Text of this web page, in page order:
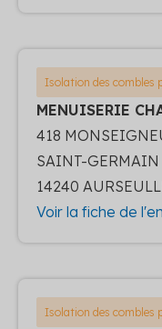
Isolation des combles
MENUISERIE
418
SAINT-GERMAIN
14240
Voir la fiche de
Isolation des combles